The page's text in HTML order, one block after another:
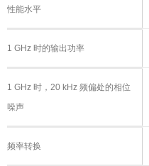
性能水平
1 GHz 时的输出功率
1 GHz 时，20 kHz 频偏处的相位
噪声
频率转换